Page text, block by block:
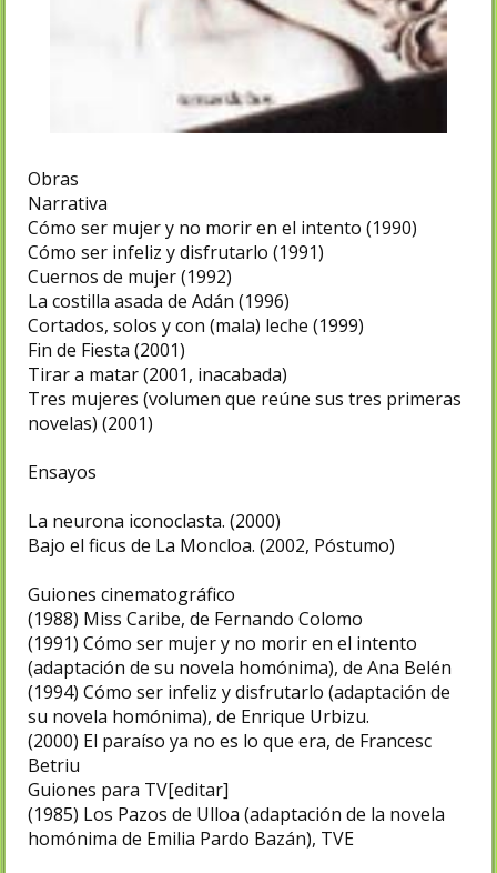
Obras
Narrativa
Cómo ser mujer y no morir en el intento (1990)
Cómo ser infeliz y disfrutarlo (1991)
Cuernos de mujer (1992)
La costilla asada de Adán (1996)
Cortados, solos y con (mala) leche (1999)
Fin de Fiesta (2001)
Tirar a matar (2001, inacabada)
Tres mujeres (volumen que reúne sus tres primeras
novelas) (2001)
Ensayos
La neurona iconoclasta. (2000)
Bajo el ficus de La Moncloa. (2002, Póstumo)
Guiones cinematográfico
(1988) Miss Caribe, de Fernando Colomo
(1991) Cómo ser mujer y no morir en el intento
(adaptación de su novela homónima), de Ana Belén
(1994) Cómo ser infeliz y disfrutarlo (adaptación de
su novela homónima), de Enrique Urbizu.
(2000) El paraíso ya no es lo que era, de Francesc
Betriu
Guiones para TV[editar]
(1985) Los Pazos de Ulloa (adaptación de la novela
homónima de Emilia Pardo Bazán), TVE